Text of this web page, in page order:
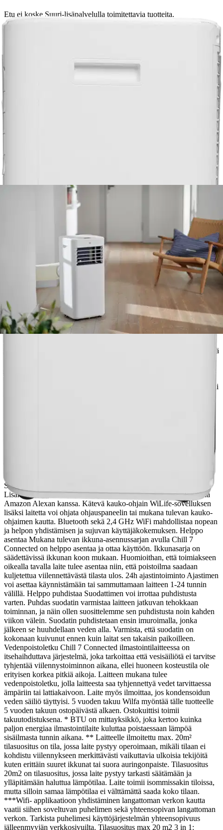
Etu ei koske Suuri‑lisäpalvelulla toimitettavia tuotteita.
Wilfa CHILL CONNECTED Ilmastointilaite AC1W-7000 Wilfa
CHILL CONNECTED on käyttäjäystävällinen ja älykäs
miellyttävän lämpötilan kotona, toimistossa tai kesämökillä. Chill 7
Connected soveltuu max 20 m² tilaan, siinä kahva ja pyörät, joiden
avulla sitä on helppo siirtää huoneesta toiseen. Laitteessa on
CHILL 7
CONNECTED Etsitkö liikuteltavaa ja tyylikästä ilmastointilaitetta,
joka sulautuu olo- tai makuuhuoneesi sisustukseen? Pohjoismaiseen
kotiin suunniteltu ajattoman tyylikäs Chill 7 connected on siinä
tapauksessa juuri oikea valinta sinulle! Kompakti ilmastointilaite
sulautuu lähes jokaiseen olo- tai makuuhuoneen sisustukseen
tyylikkään ulkoasunsa ansiosta. Chill 7 Connected soveltuu max 20
m² tilaan ja siinä kahva ja pyörät, joiden avulla sitä on helppo siirtää
huoneesta toiseen. Laitteessa on viilennystoiminnon lisäksi myös
tuuletin- sekä kosteudenpoistotoiminnot, ja se on etäohjattavissa.
Sopii isompiinkin huoneisiin Chill 7 Connected on
käyttäjäystävällinen ilmastointilaite, joka takaa miellyttävän
lämpötilan kuumina päivinä niin kotona, toimistossa kuin loma-
jäähdytyskapasiteetti on kokonaiset 7000 BTU*. Voit helposti säätää
Connected -laitteessa voit valita joko kosteudenpoisto-, viilennys- tai
Sovelluksen avulla voit etäohjata laitetta missä ikinä oletkaan.
Lisäksi Chill 7 Connected on yhteensopiva Google Assistant sekä
Amazon Alexan kanssa. Kätevä kauko-ohjain WiLife-sovelluksen
lisäksi laitetta voi ohjata ohjauspaneelin tai mukana tulevan kauko-
ohjaimen kautta. Bluetooth sekä 2,4 GHz WiFi mahdollistaa nopean
ja helpon yhdistämisen ja sujuvan käyttäjäkokemuksen. Helppo
asentaa Mukana tulevan ikkuna-asennussarjan avulla Chill 7
Connected on helppo asentaa ja ottaa käyttöön. Ikkunasarja on
säädettävissä ikkunan koon mukaan. Huomioithan, että toimiakseen
oikealla tavalla laite tulee asentaa niin, että poistoilma saadaan
kuljetettua viilennettävästä tilasta ulos. 24h ajastintoiminto Ajastimen
voi asettaa käynnistämään tai sammuttamaan laitteen 1-24 tunnin
välillä. Helppo puhdistaa Suodattimen voi irrottaa puhdistusta
varten. Puhdas suodatin varmistaa laitteen jatkuvan tehokkaan
toiminnan, ja näin ollen suosittelemme sen puhdistusta noin kahden
viikon välein. Suodatin puhdistetaan ensin imuroimalla, jonka
jälkeen se huuhdellaan veden alla. Varmista, että suodatin on
kokonaan kuivunut ennen kuin laitat sen takaisin paikoilleen.
Vedenpoistoletku Chill 7 Connected ilmastointilaitteessa on
itsehaihduttava järjestelmä, joka tarkoittaa että vesisäiliötä ei tarvitse
tyhjentää viilennystoiminnon aikana, ellei huoneen kosteustila ole
erityisen korkea pitkiä aikoja. Laitteen mukana tulee
vedenpoistoletku, jolla laitteesta saa tyhjennettyä vedet tarvittaessa
ämpäriin tai lattiakaivoon. Laite myös ilmoittaa, jos kondensoidun
veden säiliö täyttyisi. 5 vuoden takuu Wilfa myöntää tälle tuotteelle
5 vuoden takuun ostopäivästä alkaen. Ostokuittisi toimii
takuutodistuksena. * BTU on mittayksikkö, joka kertoo kuinka
paljon energiaa ilmastointilaite kuluttaa poistaessaan lämpöä
sisäilmasta tunnin aikana. ** Laitteelle ilmoitettu max. 20m²
tilasuositus on tila, jossa laite pystyy operoimaan, mikäli tilaan ei
kohdistu viilennykseen merkittävästi vaikuttavia ulkoisia tekijöitä
kuten erittäin suuret ikkunat tai suora auringonpaiste. Tilasuositus
20m2 on tilasuositus, jossa laite pystyy tarkasti säätämään ja
ylläpitämään haluttua lämpötilaa. Laite toimii isommissakin tiloissa,
mutta silloin samaa lämpötilaa ei välttämättä saada koko tilaan.
***Wifi- applikaatioon yhdistäminen langattoman verkon kautta
vaatii siihen soveltuvan puhelimen sekä yhteensopivan langattoman
verkon. Tarkista puhelimesi käyttöjärjestelmän yhteensopivuus
jälleenmyyjän verkkosivuilta. Tilasuositus max 20 m2 3 in 1: